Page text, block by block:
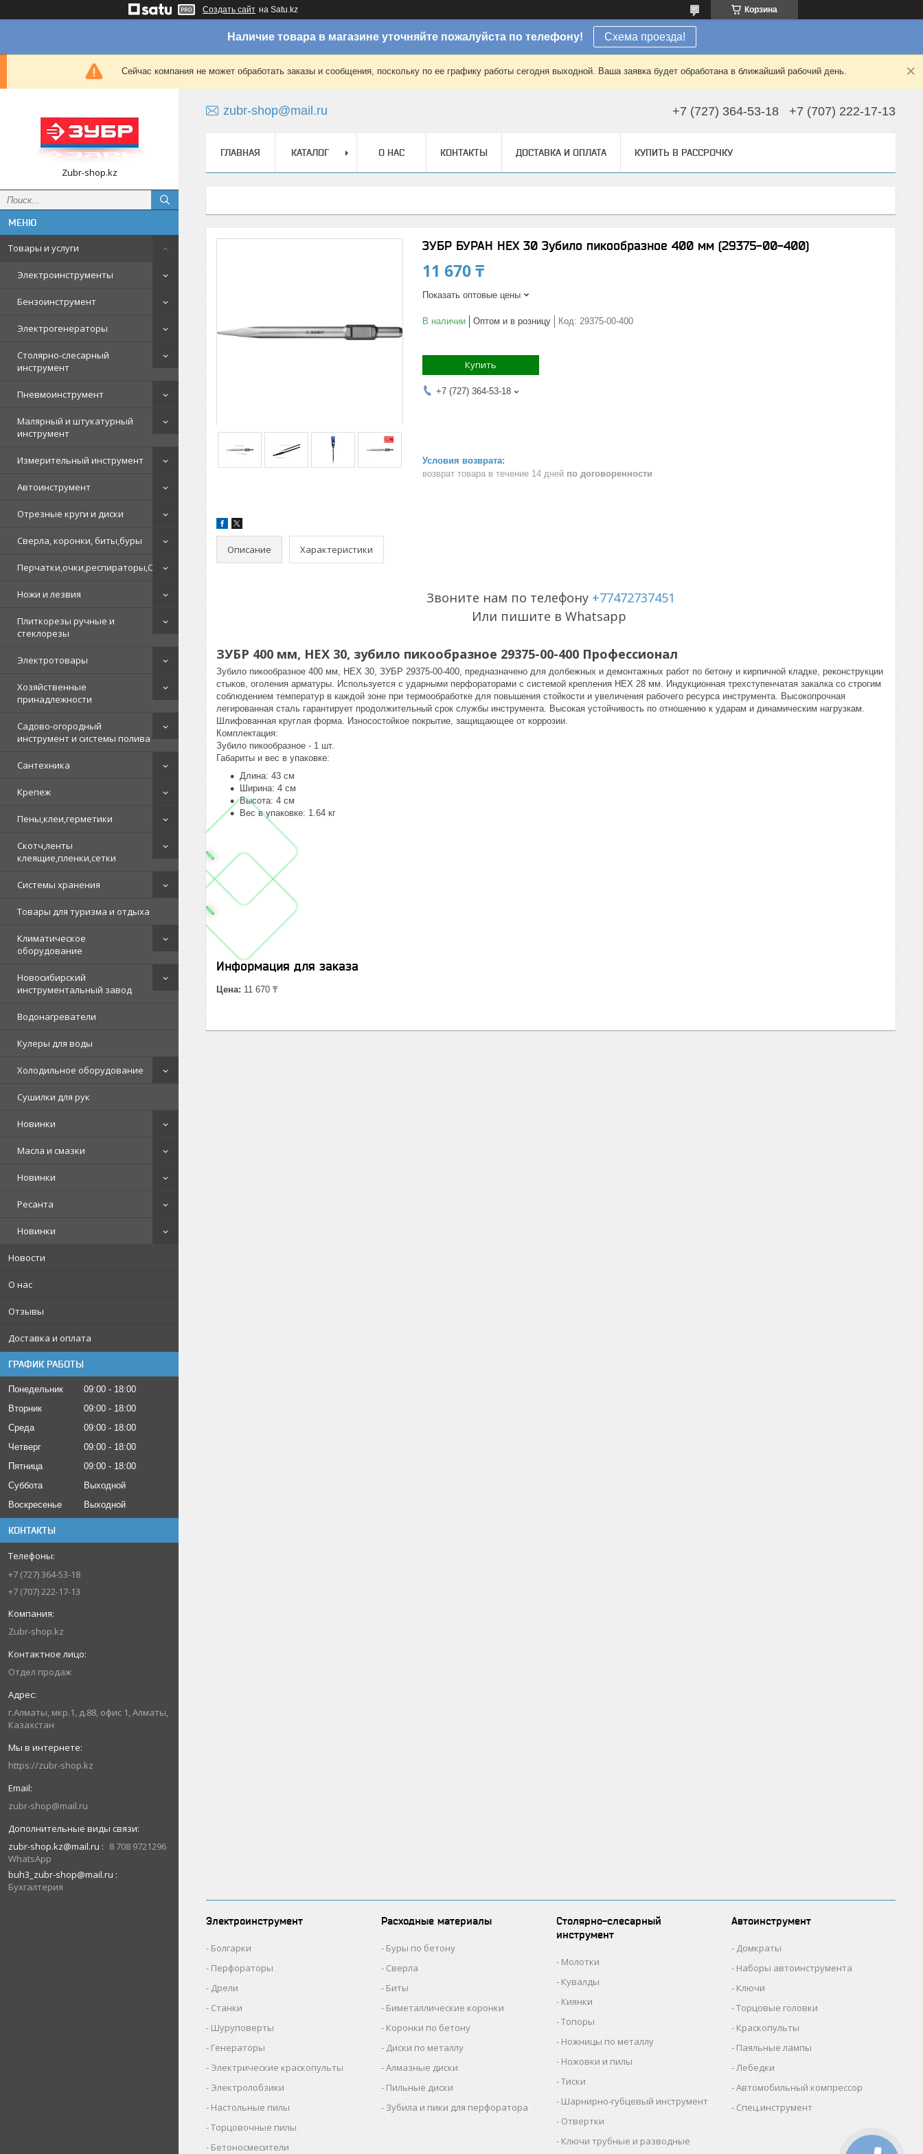
Создать сайт на Satu.kz Корзина
Наличие товара в магазине уточняйте пожалуйста по телефону! Схема проезда!
Сейчас компания не может обработать заказы и сообщения, поскольку по ее графику работы сегодня выходной. Ваша заявка будет обработана в ближайший рабочий день.
Zubr-shop.kz
Товары и услуги
Электроинструменты
Бензоинструмент
Электрогенераторы
Столярно-слесарный
инструмент
Пневмоинструмент
Малярный и штукатурный
инструмент
Измерительный инструмент
Автоинструмент
Отрезные круги и диски
Сверла, коронки, биты,буры
Перчатки,очки,респираторы,СИЗ
Ножи и лезвия
Плиткорезы ручные и
стеклорезы
Электротовары
Хозяйственные
принадлежности
Садово-огородный
инструмент и системы полива
Сантехника
Крепеж
Пены,клеи,герметики
Скотч,ленты
клеящие,пленки,сетки
Системы хранения
Товары для туризма и отдыха
Климатическое
оборудование
Новосибирский
инструментальный завод
Водонагреватели
Кулеры для воды
Холодильное оборудование
Сушилки для рук
Новинки
Масла и смазки
Новинки
Ресанта
Новинки
Новости
О нас
Отзывы
Доставка и оплата
ГРАФИК РАБОТЫ
Понедельник 09:00
18:00
Вторник
09:00
18:00
Среда
09:00
18:00
Четверг
09:00
18:00
Пятница
09:00
18:00
Суббота
Выходной
Воскресенье
Выходной
КОНТАКТЫ
+7 (727) 364-53-18
+7 (707) 222-17-13
Zubr-shop.kz
Отдел продаж
г.Алматы, мкр.1, д.88, офис 1, Алматы,
Казахстан
https://zubr-shop.kz
zubr-shop@mail.ru
zubr-shop.kz@mail.ru
8 708 9721296
WhatsApp
buh3_zubr-shop@mail.ru
Бухгалтерия
zubr-shop@mail.ru +7 (727) 364-53-18 +7 (707) 222-17-13
ГЛАВНАЯ КАТАЛОГ О НАС КОНТАКТЫ ДОСТАВКА И ОПЛАТА КУПИТЬ В РАССРОЧКУ
ЗУБР БУРАН HEX 30 Зубило пикообразное 400 мм (29375-00-400)
11 670 ₸
Показать оптовые цены
В наличии Оптом и в розницу Код: 29375-00-400
Купить
+7 (727) 364-53-18
возврат товара в течение 14 дней по договоренности
Описание Характеристики
Звоните нам по телефону +77472737451
Или пишите в Whatsapp
ЗУБР 400 мм, HEX 30, зубило пикообразное 29375-00-400 Профессионал
Зубило пикообразное 400 мм, HEX 30, ЗУБР 29375-00-400, предназначено для долбежных и демонтажных работ по бетону и кирпичной кладке, реконструкции
стыков, оголения арматуры. Используется с ударными перфораторами с системой крепления НЕХ 28 мм. Индукционная трехступенчатая закалка со строгим
соблюдением температур в каждой зоне при термообработке для повышения стойкости и увеличения рабочего ресурса инструмента. Высокопрочная
легированная сталь гарантирует продолжительный срок службы инструмента. Высокая устойчивость по отношению к ударам и динамическим нагрузкам.
Шлифованная круглая форма. Износостойкое покрытие, защищающее от коррозии.
Комплектация:
Зубило пикообразное - 1 шт.
Габариты и вес в упаковке:
Длина: 43 см
Ширина: 4 см
Высота: 4 см
Вес в упаковке: 1.64 кг
Информация для заказа
Цена: 11 670 ₸
Электроинструмент
Болгарки
Перфораторы
Дрели
Станки
Шуруповерты
Генераторы
Электрические краскопульты
Электролобзики
Настольные пилы
Торцовочные пилы
Бетоносмесители
Расходные материалы
Буры по бетону
Сверла
Биты
Биметаллические коронки
Коронки по бетону
Диски по металлу
Алмазные диски
Пильные диски
Зубила и пики для перфоратора
Столярно-слесарный
инструмент
Молотки
Кувалды
Киянки
Топоры
Ножницы по металлу
Ножовки и пилы
Тиски
Шарнирно-губцевый инструмент
Отвертки
Ключи трубные и разводные
Автоинструмент
Домкраты
Наборы автоинструмента
Ключи
Торцовые головки
Краскопульты
Паяльные лампы
Лебедки
Автомобильный компрессор
Спец.инструмент